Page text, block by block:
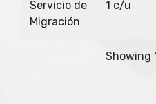
Servicio de
Migración
1 c/u
Showing